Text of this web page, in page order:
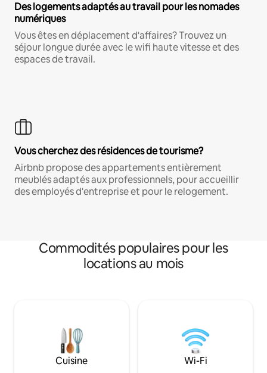
Des logements adaptés au travail pour les nomades
numériques
Vous êtes en déplacement d'affaires? Trouvez un
séjour longue durée avec le wifi haute vitesse et des
espaces de travail.
Vous cherchez des résidences de tourisme?
Airbnb propose des appartements entièrement
meublés adaptés aux professionnels, pour accueillir
des employés d'entreprise et pour le relogement.
Commodités populaires pour les
locations au mois
Cuisine Wi-Fi